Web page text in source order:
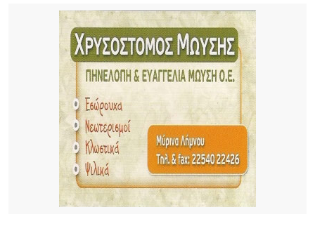
παράδοση, γεύσεις και ανθρώπους
9 ΏΡΕΣ ΠΡΙΝ
Τρεις συλλήψεις σε Λέσβο και Κορινθία για
πρόκληση πυρκαγιών από αμέλεια
9 ΏΡΕΣ ΠΡΙΝ
Καιρός: Ζέστη με 32 βαθμούς και ισχυροί βοριάδες
έως 7 μποφόρ σήμερα 9/8
23 ΏΡΕΣ ΠΡΙΝ
Αποκαθίσταται σταδιακά η υδροδότηση στο